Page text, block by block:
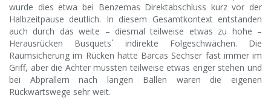
wurde dies etwa bei Benzemas Direktabschluss kurz vor der
Halbzeitpause deutlich. In diesem Gesamtkontext entstanden
auch durch das weite – diesmal teilweise etwas zu hohe –
Herausrücken Busquets´ indirekte Folgeschwächen. Die
Raumsicherung im Rücken hatte Barcas Sechser fast immer im
Griff, aber die Achter mussten teilweise etwas enger stehen und
bei Abprallern nach langen Bällen waren die eigenen
Rückwärtswege sehr weit.